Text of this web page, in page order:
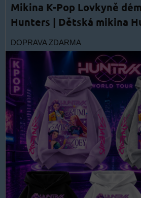
Mikina K-Pop Lovkyně
Hunters | Dětská mikina
DOPRAVA ZDARMA